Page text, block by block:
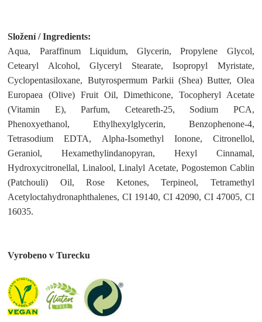
Složení / Ingredients:
Aqua, Paraffinum Liquidum, Glycerin, Propylene Glycol,
Cetearyl Alcohol, Glyceryl Stearate, Isopropyl Myristate,
Cyclopentasiloxane, Butyrospermum Parkii (Shea) Butter, Olea
Europaea (Olive) Fruit Oil, Dimethicone, Tocopheryl Acetate
(Vitamin E), Parfum, Ceteareth-25, Sodium PCA,
Phenoxyethanol, Ethylhexylglycerin, Benzophenone-4,
Tetrasodium EDTA, Alpha-Isomethyl Ionone, Citronellol,
Geraniol, Hexamethylindanopyran, Hexyl Cinnamal,
Hydroxycitronellal, Linalool, Linalyl Acetate, Pogostemon Cablin
(Patchouli) Oil, Rose Ketones, Terpineol, Tetramethyl
Acetyloctahydronaphthalenes, CI 19140, CI 42090, CI 47005, CI
16035.
Vyrobeno v Turecku